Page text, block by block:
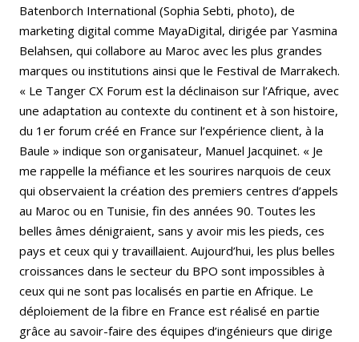
Batenborch International (Sophia Sebti, photo), de
marketing digital comme MayaDigital, dirigée par Yasmina
Belahsen, qui collabore au Maroc avec les plus grandes
marques ou institutions ainsi que le Festival de Marrakech.
« Le Tanger CX Forum est la déclinaison sur l’Afrique, avec
une adaptation au contexte du continent et à son histoire,
du 1er forum créé en France sur l’expérience client, à la
Baule » indique son organisateur, Manuel Jacquinet. « Je
me rappelle la méfiance et les sourires narquois de ceux
qui observaient la création des premiers centres d’appels
au Maroc ou en Tunisie, fin des années 90. Toutes les
belles âmes dénigraient, sans y avoir mis les pieds, ces
pays et ceux qui y travaillaient. Aujourd’hui, les plus belles
croissances dans le secteur du BPO sont impossibles à
ceux qui ne sont pas localisés en partie en Afrique. Le
déploiement de la fibre en France est réalisé en partie
grâce au savoir-faire des équipes d’ingénieurs que dirige